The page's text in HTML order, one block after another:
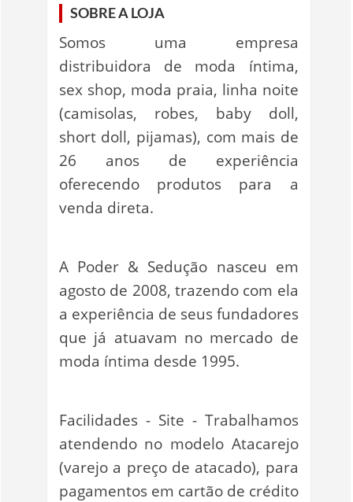
SOBRE A LOJA
Somos uma empresa
distribuidora de moda íntima,
sex shop, moda praia, linha noite
(camisolas, robes, baby doll,
short doll, pijamas), com mais de
26 anos de experiência
oferecendo produtos para a
venda direta.
A Poder & Sedução nasceu em
agosto de 2008, trazendo com ela
a experiência de seus fundadores
que já atuavam no mercado de
moda íntima desde 1995.
Facilidades - Site - Trabalhamos
atendendo no modelo Atacarejo
(varejo a preço de atacado), para
pagamentos em cartão de crédito